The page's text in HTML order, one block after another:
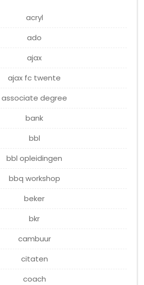
acryl
ado
ajax
ajax fc twente
associate degree
bank
bbl
bbl opleidingen
bbq workshop
beker
bkr
cambuur
citaten
coach